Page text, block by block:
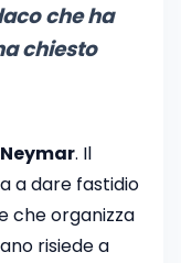
che ha
chiesto
Neymar. Il
a dare fastidio
che organizza
risiede a